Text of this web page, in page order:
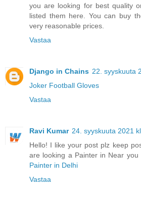
you are looking for best quality
listed them here. You can buy
very reasonable prices.
Vastaa
Django in Chains 22. syyskuuta
Joker Football Gloves
Vastaa
Ravi Kumar 24. syyskuuta 2021
Hello! I like your post plz keep
are looking a Painter in Near
Painter in Delhi
Vastaa